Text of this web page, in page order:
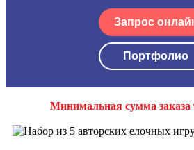
Запрос
Портфолио
Минимальная сумма заказа